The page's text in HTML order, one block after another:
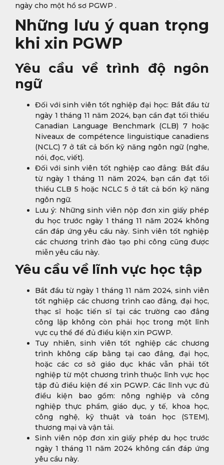
ngày cho một hồ sơ PGWP .
Những lưu ý quan trọng
khi xin PGWP
Yêu cầu về trình độ ngôn
ngữ
Đối với sinh viên tốt nghiệp đại học: Bắt đầu từ
ngày 1 tháng 11 năm 2024, bạn cần đạt tối thiểu
Canadian Language Benchmark (CLB) 7 hoặc
Niveaux de compétence linguistique canadiens
(NCLC) 7 ở tất cả bốn kỹ năng ngôn ngữ (nghe,
nói, đọc, viết).
Đối với sinh viên tốt nghiệp cao đẳng: Bắt đầu
từ ngày 1 tháng 11 năm 2024, bạn cần đạt tối
thiểu CLB 5 hoặc NCLC 5 ở tất cả bốn kỹ năng
ngôn ngữ.
Lưu ý: Những sinh viên nộp đơn xin giấy phép
du học trước ngày 1 tháng 11 năm 2024 không
cần đáp ứng yêu cầu này. Sinh viên tốt nghiệp
các chương trình đào tạo phi công cũng được
miễn yêu cầu này.
Yêu cầu về lĩnh vực học tập
Bắt đầu từ ngày 1 tháng 11 năm 2024, sinh viên
tốt nghiệp các chương trình cao đẳng, đại học,
thạc sĩ hoặc tiến sĩ tại các trường cao đẳng
công lập không còn phải học trong một lĩnh
vực cụ thể để đủ điều kiện xin PGWP.
Tuy nhiên, sinh viên tốt nghiệp các chương
trình không cấp bằng tại cao đẳng, đại học,
hoặc các cơ sở giáo dục khác vẫn phải tốt
nghiệp từ một chương trình thuộc lĩnh vực học
tập đủ điều kiện để xin PGWP. Các lĩnh vực đủ
điều kiện bao gồm: nông nghiệp và công
nghiệp thực phẩm, giáo dục, y tế, khoa học,
công nghệ, kỹ thuật và toán học (STEM),
thương mại và vận tải.
Sinh viên nộp đơn xin giấy phép du học trước
ngày 1 tháng 11 năm 2024 không cần đáp ứng
yêu cầu này.